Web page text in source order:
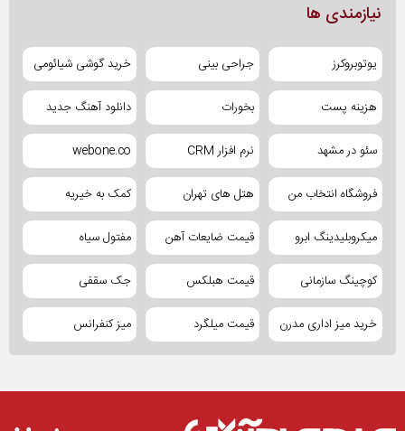
نیازمندی ها
یوتوبروکرز جراحی بینی خرید گوشی شیائومی
هزینه پست بخورات دانلود آهنگ جدید
سئو در مشهد نرم افزار CRM webone.co
فروشگاه انتخاب من هتل های تهران کمک به خیریه
میکروبلیدینگ ابرو قیمت ضایعات آهن مفتول سیاه
کوچینگ سازمانی قیمت هبلکس جک سقفی
خرید میز اداری مدرن قیمت میلگرد میز کنفرانس